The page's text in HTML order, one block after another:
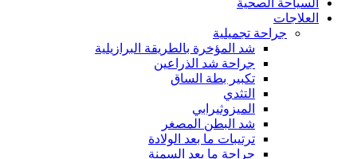
السياحة الصحية
العلاجات
جراحة تجميلية
شد المؤخرة بالطريقة البرازيلية
جراحة شد الذراعين
تكبير بطة الساق
التثدي
الميزوثيرابي
شد البطن المصغر
ترتيبات ما بعد الولادة
جراحة ما بعد السمنة